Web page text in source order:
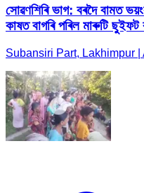
সোৱণশিৰি ভাগ: বৰদৈ বামত
কাষত বাগৰি পৰিল মাৰুটি
Subansiri Part, Lakhimpur |